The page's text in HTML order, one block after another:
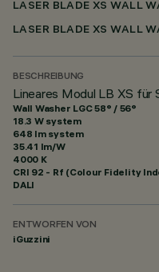
LASER BLADE XS WALL
LASER BLADE XS WALL
BESCHREIBUNG
Lineares Modul LB XS für
Wall Washer LGC 58° / 56°
18.3 W system
648 lm system
35.41 lm/W
4000 K
CRI 92 - Rf (Colour Fidelity
DALI
ENTWORFEN VON
iGuzzini